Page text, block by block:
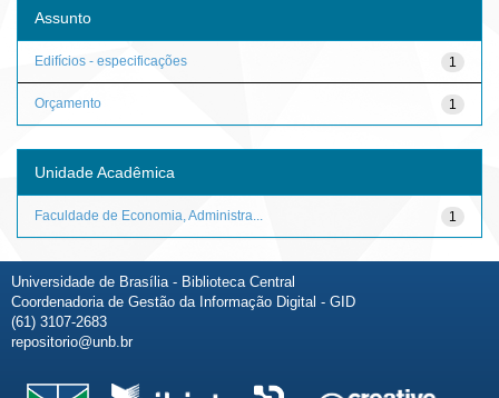
Assunto
1
Edifícios - especificações
1
Orçamento
Unidade Acadêmica
1
Faculdade de Economia, Administra...
Universidade de Brasília - Biblioteca Central
Coordenadoria de Gestão da Informação Digital - GID
(61) 3107-2683
repositorio@unb.br